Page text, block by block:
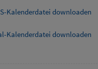
Kalenderdatei downloaden
Kalenderdatei downloaden